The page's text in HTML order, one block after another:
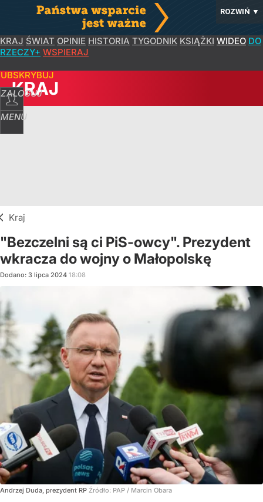
ROZWIŃ ▼
KRAJ ŚWIAT OPINIE HISTORIA TYGODNIK KSIĄŻKI WIDEO DO
RZECZY+ WSPIERAJ
ZALOGUJ
MENU
KRAJ
Kraj
"Bezczelni są ci PiS-owcy". Prezydent
wkracza do wojny o Małopolskę
Dodano: 3 lipca 2024 18:08
Andrzej Duda, prezydent RP Źródło: PAP / Marcin Obara